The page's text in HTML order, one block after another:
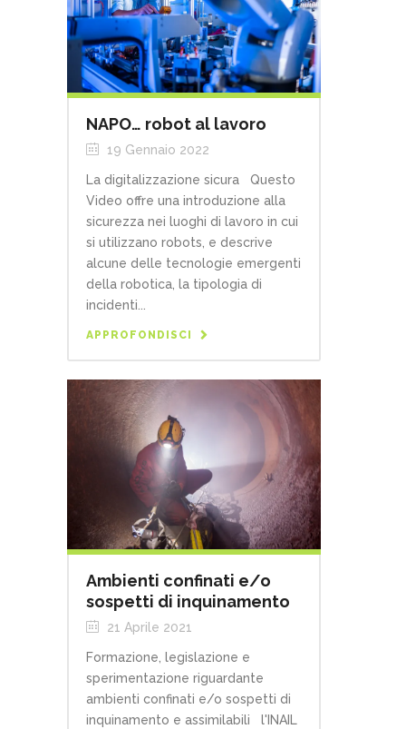
NAPO… robot al lavoro
19 Gennaio 2022
La digitalizzazione sicura Questo
Video offre una introduzione alla
sicurezza nei luoghi di lavoro in cui
si utilizzano robots, e descrive
alcune delle tecnologie emergenti
della robotica, la tipologia di
incidenti...
APPROFONDISCI
Ambienti confinati e/o
sospetti di inquinamento
21 Aprile 2021
Formazione, legislazione e
sperimentazione riguardante
ambienti confinati e/o sospetti di
inquinamento e assimilabili l'INAIL